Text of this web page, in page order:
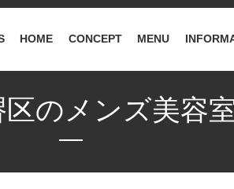
HOME CONCEPT MENU
区のメンズ美容